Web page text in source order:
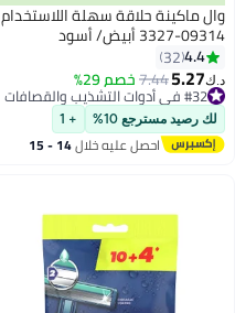
وال ماكينة حلاقة سهلة اللاستخدام
09314-3327 أبيض/ أسود
4.4
32
د.ك‏5.27
7.44خصم 29%
#32 في أدوات التشذيب والقصافات
#32 في أدوات التشذيب والقصافات
لك رصيد مسترجع 10% + 1
احصل عليه خلال 14 - 15